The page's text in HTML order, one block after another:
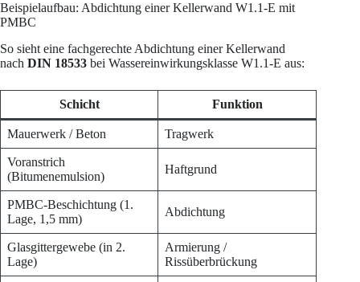
Beispielaufbau: Abdichtung einer Kellerwand W1.1-E mit
PMBC
So sieht eine fachgerechte Abdichtung einer Kellerwand
nach DIN 18533 bei Wassereinwirkungsklasse W1.1-E aus:
Schicht Funktion
Mauerwerk / Beton Tragwerk
Voranstrich
(Bitumenemulsion)
Haftgrund
PMBC-Beschichtung (1.
Lage, 1,5 mm)
Abdichtung
Glasgittergewebe (in 2.
Lage)
Armierung /
Rissüberbrückung